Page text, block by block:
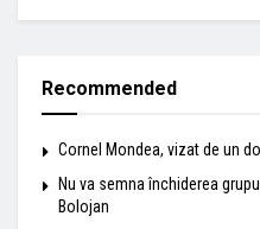
Recommended
Cornel Mondea, vizat de un
Nu va semna închiderea
Bolojan